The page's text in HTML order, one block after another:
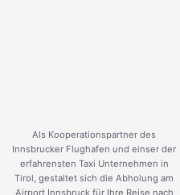
Als Kooperationspartner des
Innsbrucker Flughafen und einser der
erfahrensten Taxi Unternehmen in
Tirol, gestaltet sich die Abholung am
Airport Innsbruck für Ihre Reise nach